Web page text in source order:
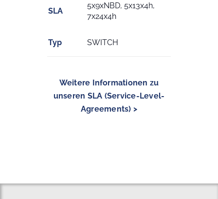
SLA
5x9xNBD, 5x13x4h,
7x24x4h
Typ SWITCH
Weitere Informationen zu
unseren SLA (Service-Level-
Agreements) >